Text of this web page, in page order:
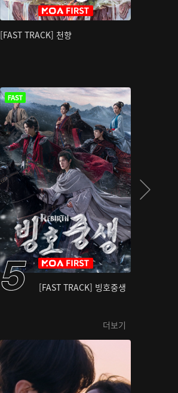
[FAST TRACK] 천향
[FAST TRACK] 빙호중생
더보기